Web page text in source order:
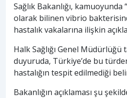
Sağlık Bakanlığı,
olarak bilinen vibrio
hastalık vakalarına ilişkin
Halk Sağlığı Genel Müdürlüğü
duyuruda, Türkiye’de bu
hastalığın tespit edilmediği
Bakanlığın açıklaması şu